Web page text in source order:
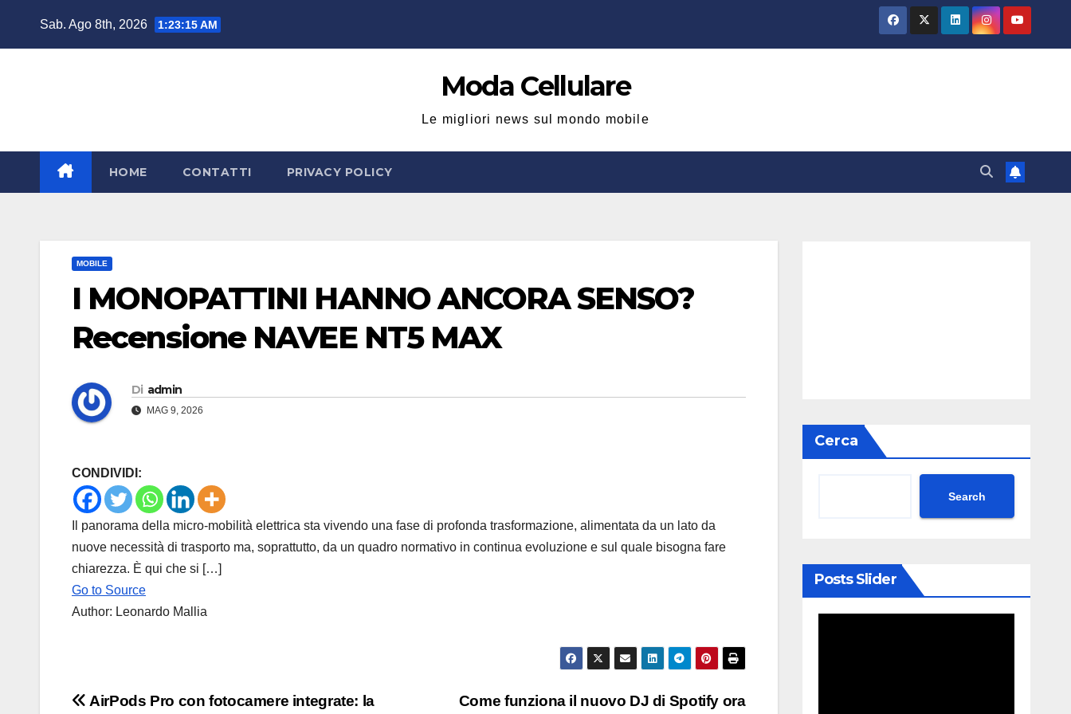
Sab. Ago 8th, 2026 1:23:15 AM
Moda Cellulare
Le migliori news sul mondo mobile
HOME CONTATTI PRIVACY POLICY
MOBILE
I MONOPATTINI HANNO ANCORA SENSO?
Recensione NAVEE NT5 MAX
Di admin
MAG 9, 2026
CONDIVIDI:
Il panorama della micro-mobilità elettrica sta vivendo una fase di profonda trasformazione, alimentata da un lato da
nuove necessità di trasporto ma, soprattutto, da un quadro normativo in continua evoluzione e sul quale bisogna fare
chiarezza. È qui che si […]
Go to Source
Author: Leonardo Mallia
Navigazione
Come funziona il nuovo DJ di Spotify ora
AirPods Pro con fotocamere integrate: la
Cerca
Search
Posts Slider